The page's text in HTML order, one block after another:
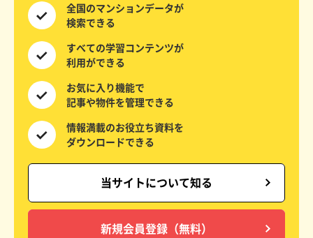
全国のマンションデータが
検索できる
すべての学習コンテンツが
利用ができる
お気に入り機能で
記事や物件を管理できる
情報満載のお役立ち資料を
ダウンロードできる
当サイトについて知る
新規会員登録（無料）